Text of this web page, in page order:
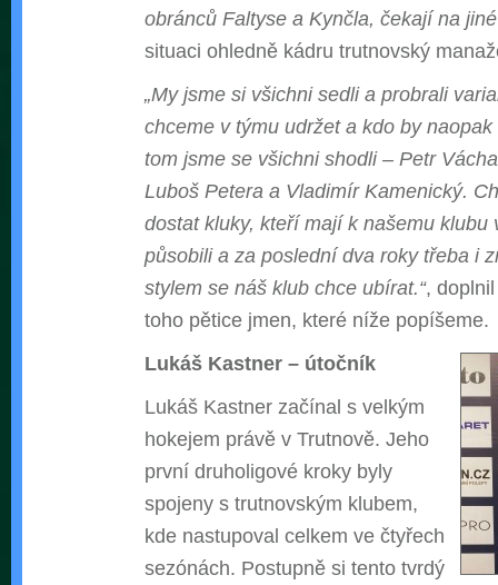
obránců Faltyse a Kynčla, čekají na
situaci ohledně kádru trutnovský
„My jsme si všichni sedli a probrali
chceme v týmu udržet a kdo by
tom jsme se všichni shodli – Petr
Luboš Petera a Vladimír Kamenický.
dostat kluky, kteří mají k našemu klubu
působili a za poslední dva roky třeba i
stylem se náš klub chce ubírat.“,
toho pětice jmen, které níže popíšeme.
Lukáš Kastner – útočník
Lukáš Kastner začínal s velkým
hokejem právě v Trutnově. Jeho
první druholigové kroky byly
spojeny s trutnovským klubem,
kde nastupoval celkem ve čtyřech
sezónách. Postupně si tento tvrdý